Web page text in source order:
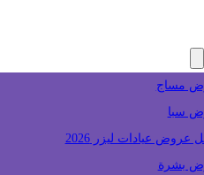
مساج
سبا
عروض عيادات ليزر 2026
بشرة